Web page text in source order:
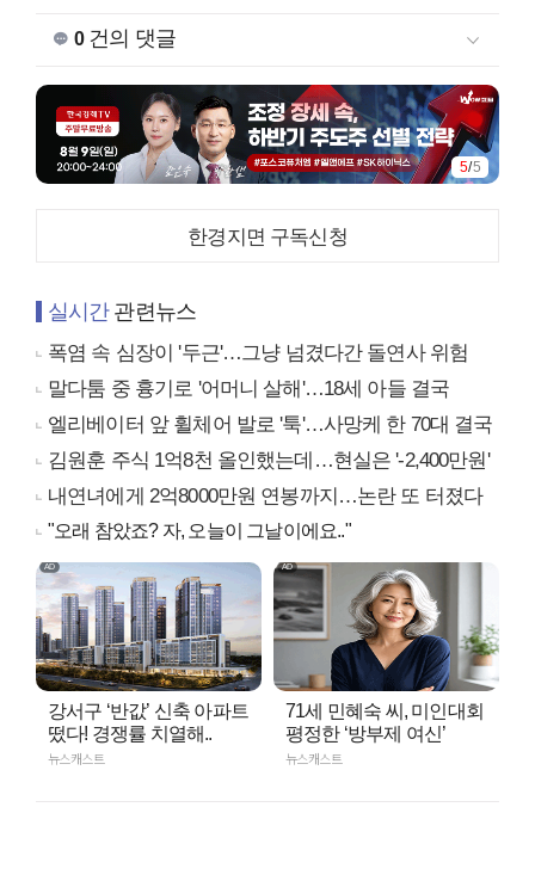
0건의 댓글
5/5
한경지면 구독신청
실시간관련뉴스
폭염 속 심장이 '두근'…그냥 넘겼다간 돌연사 위험
말다툼 중 흉기로 '어머니 살해'…18세 아들 결국
엘리베이터 앞 휠체어 발로 '툭'…사망케 한 70대 결국
김원훈 주식 1억8천 올인했는데…현실은 '-2,400만원'
내연녀에게 2억8000만원 연봉까지…논란 또 터졌다
"오래 참았죠? 자, 오늘이 그날이에요.."
강서구 ‘반값’ 신축 아파트
떴다! 경쟁률 치열해..
뉴스캐스트
71세 민혜숙 씨, 미인대회
평정한 ‘방부제 여신’
뉴스캐스트